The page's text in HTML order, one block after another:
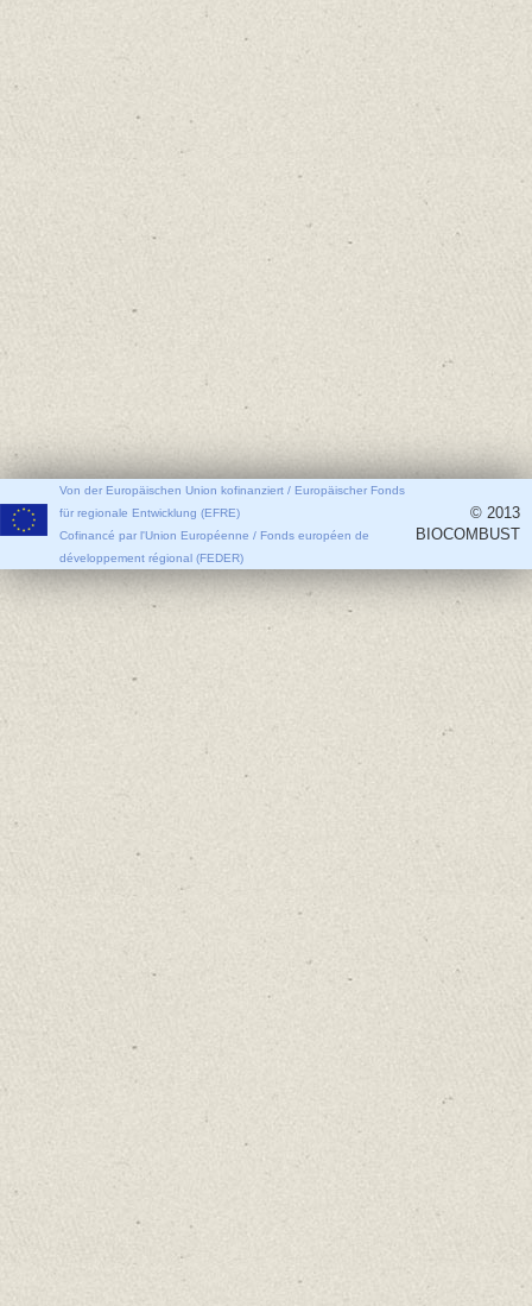
Von der Europäischen Union kofinanziert / Europäischer Fonds
für regionale Entwicklung (EFRE)
Cofinancé par l'Union Européenne / Fonds européen de
développement régional (FEDER)
© 2013
BIOCOMBUST